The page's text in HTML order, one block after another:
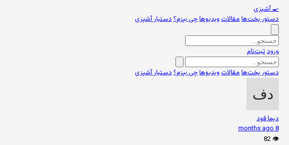
🍳آشپزی
دستور پخت‌هامقالاتویدیوهاچی بپزم؟دستیار آشپزی
ورودثبت‌نام
دستور پخت‌هامقالاتویدیوهاچی بپزم؟دستیار آشپزی
دیما فود
8 months ago
👁️
82